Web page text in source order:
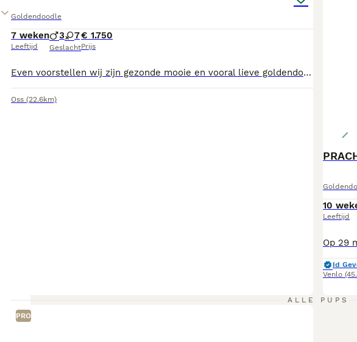
Ongeacht de generatie staat de Goldendoodle bekend als een sociale,
regelmatige vachtverzorging nodig heeft.
Goldendoodle
7 weken
Leeftijd
3 7
Geslacht
€ 1.750
Prijs
Even voorstellen wij zijn gezonde mooie en vooral lieve goldendoodles. Wij groeien in huis met kinderen en veel visite die komen knuffelluh op. Ouders zijn getest en gezond verklaard. Wij zoeken een forever home dus alleen lieve mensen mogen reageren. Als wij gaan verhuizen krijgen we een mooi samengesteld puppy pakket mee zodat we een goede start kunnen maken. Ook zijn we meerdere keren ingeënt en ontwormt met paspoort en gezondheid verklaring dierenarts. Dus bent u opzoek naar een goldendoodle pup. Bel of geef een berichtje. Dan mag u komen kijken hoe wij opgroeien en kan ons vrouwtje kennismaken want ze zegt...dat we ook haar baby's zijn.
Oss (22.6km)
10
Leeftijd
Id
Venlo
ALLE PUPS
PRO